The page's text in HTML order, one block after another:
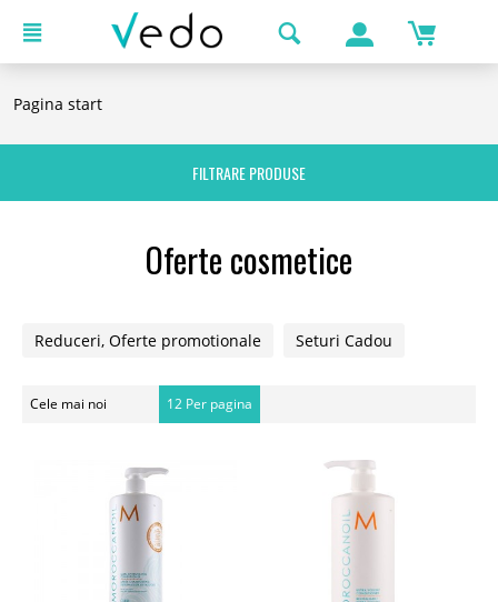
Pagina start
FILTRARE PRODUSE
Oferte cosmetice
Reduceri, Oferte promotionale Seturi Cadou
Cele mai noi 12 Per pagina